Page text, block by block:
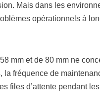
Mais dans les
opérationnels à
mm et de 80 mm ne
fréquence de
files d’attente pendant